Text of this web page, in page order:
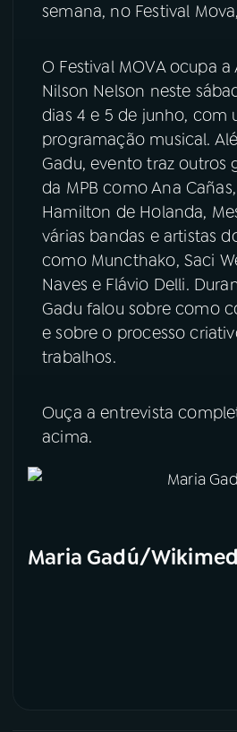
semana, no Festival
O Festival MOVA ocupa a
Nilson Nelson neste
dias 4 e 5 de junho, com
programação musical.
Gadu, evento traz outros
da MPB como Ana
Hamilton de Holanda,
várias bandas e artistas
como Muncthako, Saci
Naves e Flávio Delli.
Gadu falou sobre como
e sobre o processo
trabalhos.
Ouça a entrevista
acima.
Maria Gadú/